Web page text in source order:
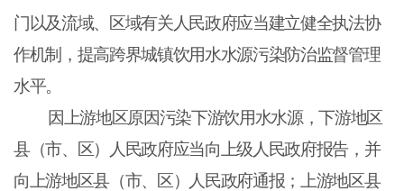
门以及流域、区域有关人民政府应当建立健全执法协
作机制，提高跨界城镇饮用水水源污染防治监督管理
水平。
因上游地区原因污染下游饮用水水源，下游地区
县（市、区）人民政府应当向上级人民政府报告，并
向上游地区县（市、区）人民政府通报；上游地区县